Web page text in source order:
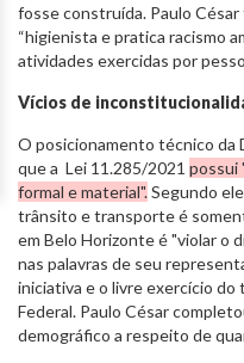
fosse construída. Paulo
“higienista e pratica racismo
atividades exercidas por
Vícios de
O posicionamento técnico da
que a Lei 11.285/2021 possui
formal e material".Segundo
trânsito e transporte é
em Belo Horizonte é "violar o
nas palavras de seu
iniciativa e o livre exercício
Federal. Paulo César
demográfico a respeito de